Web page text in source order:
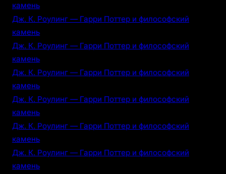
камень
Дж. К. Роулинг — Гарри Поттер и философский
камень
Дж. К. Роулинг — Гарри Поттер и философский
камень
Дж. К. Роулинг — Гарри Поттер и философский
камень
Дж. К. Роулинг — Гарри Поттер и философский
камень
Дж. К. Роулинг — Гарри Поттер и философский
камень
Дж. К. Роулинг — Гарри Поттер и философский
камень